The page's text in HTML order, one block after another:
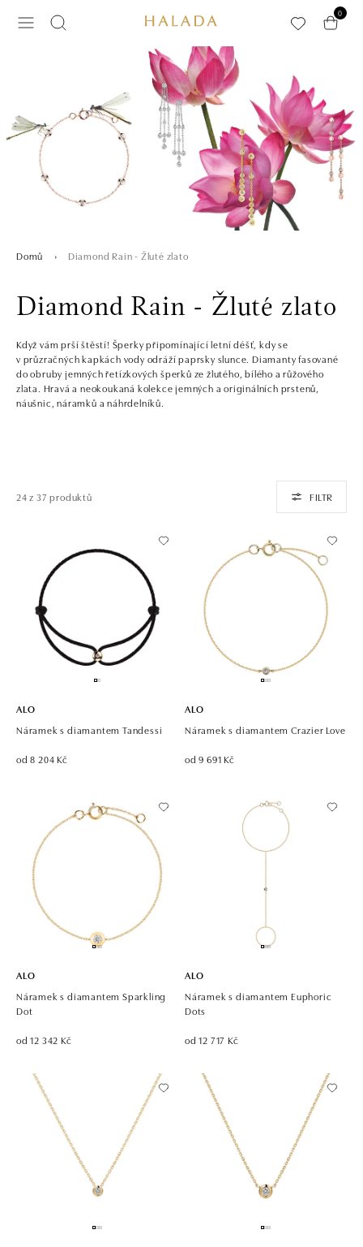
0
Domů Diamond Rain - Žluté zlato
Diamond Rain - Žluté zlato
Když vám prší štěstí! Šperky připomínající letní déšť, kdy se
v průzračných kapkách vody odráží paprsky slunce. Diamanty fasované
do obruby jemných řetízkových šperků ze žlutého, bílého a růžového
zlata. Hravá a neokoukaná kolekce jemných a originálních prstenů,
náušnic, náramků a náhrdelníků.
24 z 37 produktů FILTR
ALO
Náramek s diamantem Tandessi
od 8 204 Kč
ALO
Náramek s diamantem Crazier Love
od 9 691 Kč
ALO
Náramek s diamantem Sparkling
Dot
od 12 342 Kč
ALO
Náramek s diamantem Euphoric
Dots
od 12 717 Kč